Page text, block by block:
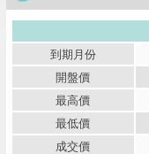
到期月份
開盤價
最高價
最低價
成交價